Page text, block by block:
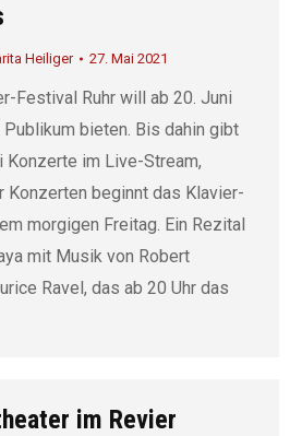
Heiliger 27. Mai 2021
Festival Ruhr will ab 20. Juni
bieten. Bis dahin gibt
Konzerte im Live-Stream,
beginnt das Klavier-
morgigen Freitag. Ein Rezital
mit Musik von Robert
Ravel, das ab 20 Uhr das
im Revier